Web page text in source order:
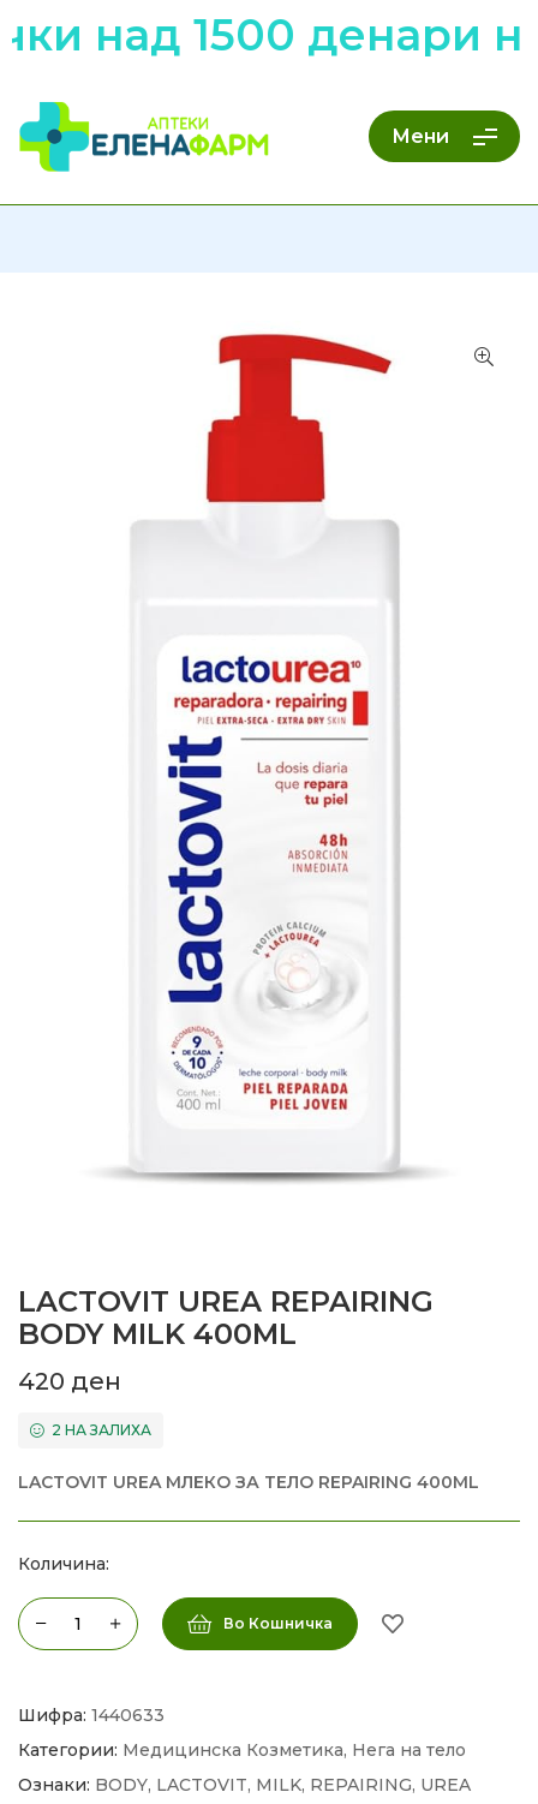
над 1500 денари
Мени
LACTOVIT UREA REPAIRING
BODY MILK 400ML
420 ден
2 НА ЗАЛИХА
LACTOVIT UREA МЛЕКО ЗА ТЕЛО REPAIRING 400ML
Количина:
Во Кошничка
Шифра: 1440633
Категории: Медицинска Козметика, Нега на тело
Ознаки: BODY, LACTOVIT, MILK, REPAIRING, UREA